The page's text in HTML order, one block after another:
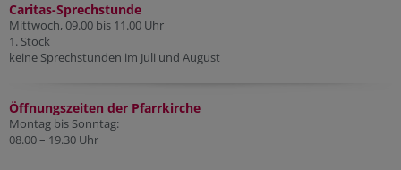
Caritas-Sprechstunde
Mittwoch, 09.00 bis 11.00 Uhr
1. Stock
keine Sprechstunden im Juli und August
Öffnungszeiten der Pfarrkirche
Montag bis Sonntag:
08.00 – 19.30 Uhr